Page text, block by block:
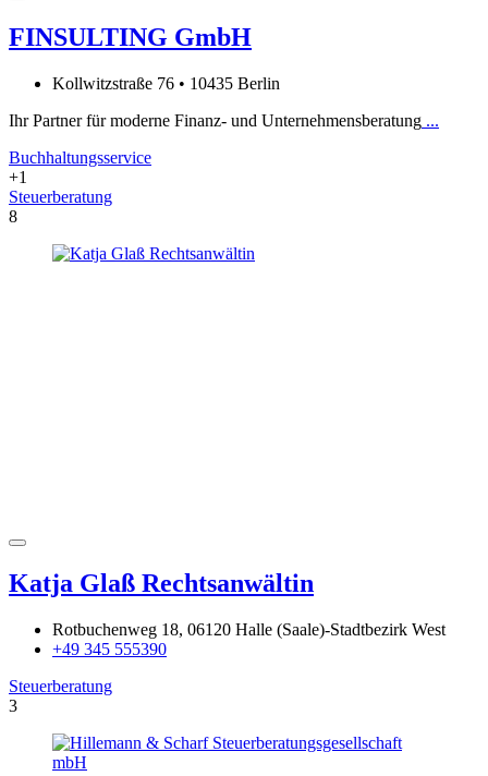
FINSULTING GmbH
Kollwitzstraße 76 • 10435 Berlin
Ihr Partner für moderne Finanz- und Unternehmensberatung ...
Buchhaltungsservice
+1
Steuerberatung
8
Katja Glaß Rechtsanwältin
Rotbuchenweg 18, 06120 Halle (Saale)-Stadtbezirk West
+49 345 555390
Steuerberatung
3